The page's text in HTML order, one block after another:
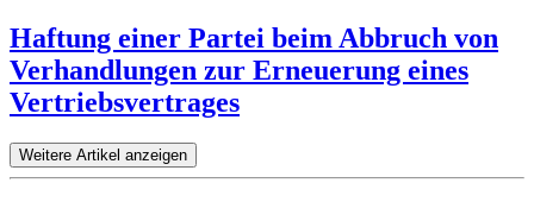
Haftung einer Partei beim Abbruch von
Verhandlungen zur Erneuerung eines
Vertriebsvertrages
Weitere Artikel anzeigen